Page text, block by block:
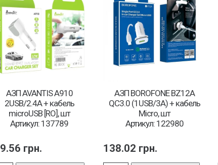
АЗП AVANTIS A910
2USB/2.4A + кабель
microUSB [RO], шт
Артикул: 137789
грн.
АЗП BOROFONE BZ12A
QC3.0 (1USB/3A) + кабель
Micro, шт
Артикул: 122980
138.02 грн.